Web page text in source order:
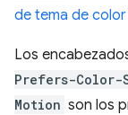
de tema de
Los
Prefers-Color-
Motion son los